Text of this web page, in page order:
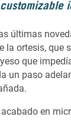
últimas
la ortesis,
que
un paso
en